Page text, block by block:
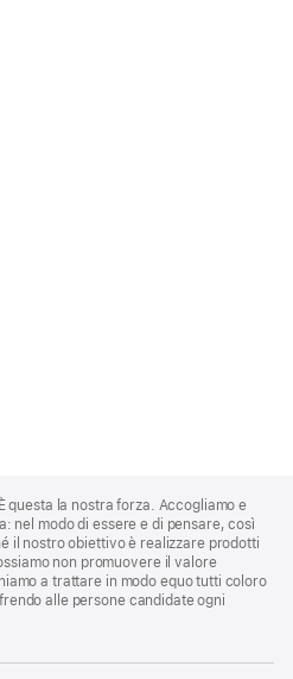
questa la nostra forza. Accogliamo e
nel modo di essere e di pensare, così
il nostro obiettivo è realizzare prodotti
non promuovere il valore
a trattare in modo equo tutti coloro
alle persone candidate ogni